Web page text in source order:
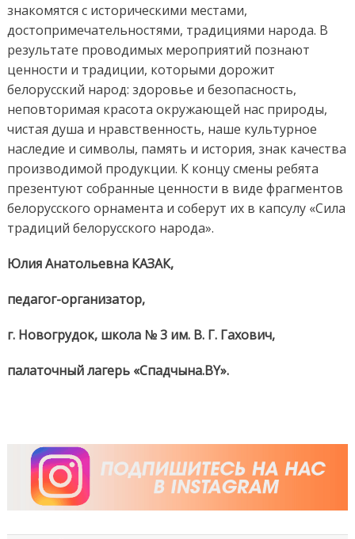
знакомятся с историческими местами,
достопримечательностями, традициями народа. В
результате проводимых мероприятий познают
ценности и традиции, которыми дорожит
белорусский народ: здоровье и безопасность,
неповторимая красота окружающей нас природы,
чистая душа и нравственность, наше культурное
наследие и символы, память и история, знак качества
производимой продукции. К концу смены ребята
презентуют собранные ценности в виде фрагментов
белорусского орнамента и соберут их в капсулу «Сила
традиций белорусского народа».
Юлия Анатольевна КАЗАК,
педагог-организатор,
г. Новогрудок, школа № 3 им. В. Г. Гахович,
палаточный лагерь «Спадчына.BY».